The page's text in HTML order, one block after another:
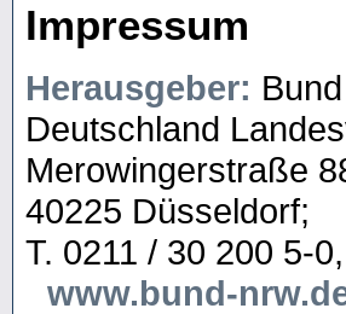
Impressum
Herausgeber:
Deutschland
Merowingerstraße
40225 Düsseldorf;
T. 0211 / 30 200 5-0,
www.bund-